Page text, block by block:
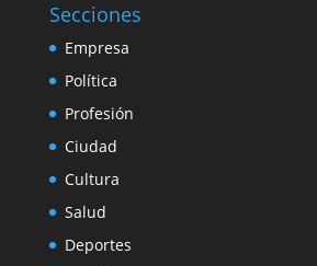
Secciones
Empresa
Política
Profesión
Ciudad
Cultura
Salud
Deportes